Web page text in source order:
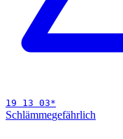
19 13 03*
Schlämmegefährlich